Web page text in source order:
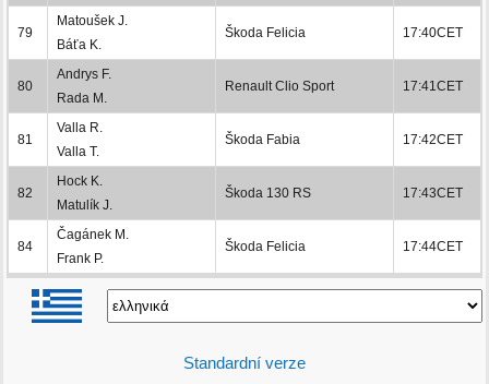
79
Matoušek J.
Báťa K.
Škoda Felicia 17:40CET
80
Andrys F.
Rada M.
Renault Clio Sport 17:41CET
81
Valla R.
Valla T.
Škoda Fabia 17:42CET
82
Hock K.
Matulík J.
Škoda 130 RS 17:43CET
84
Čagánek M.
Frank P.
Škoda Felicia 17:44CET
Standardní verze